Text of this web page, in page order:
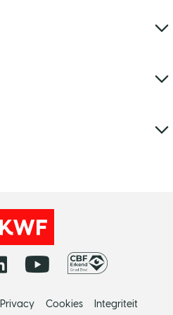
Privacy Cookies
Integriteit